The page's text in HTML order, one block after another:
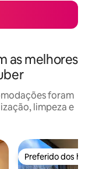
as melhores
foram
limpeza e
Preferido dos
Preferido dos